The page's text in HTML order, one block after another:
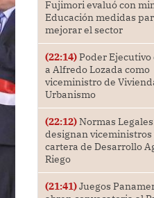
Fujimori evaluó con
Educación medidas
mejorar el sector
(22:14)Poder Ejecutivo
a Alfredo Lozada como
viceministro de
Urbanismo
(22:12)Normas
designan viceministros
cartera de Desarrollo
Riego
(21:41)Juegos